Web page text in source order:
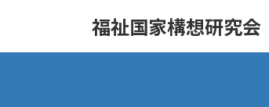
福祉国家構想研究会